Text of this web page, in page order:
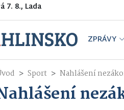
7. 8., Lada
ZPRÁVY
Sport Nahlášení